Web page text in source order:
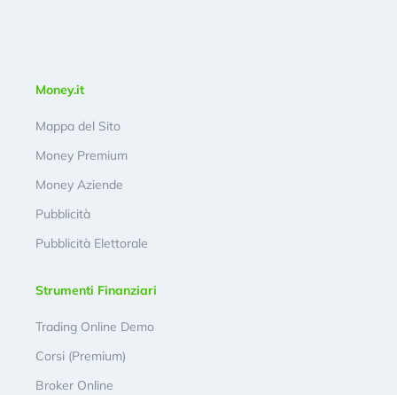
Money.it
Mappa del Sito
Money Premium
Money Aziende
Pubblicità
Pubblicità Elettorale
Strumenti Finanziari
Trading Online Demo
Corsi (Premium)
Broker Online